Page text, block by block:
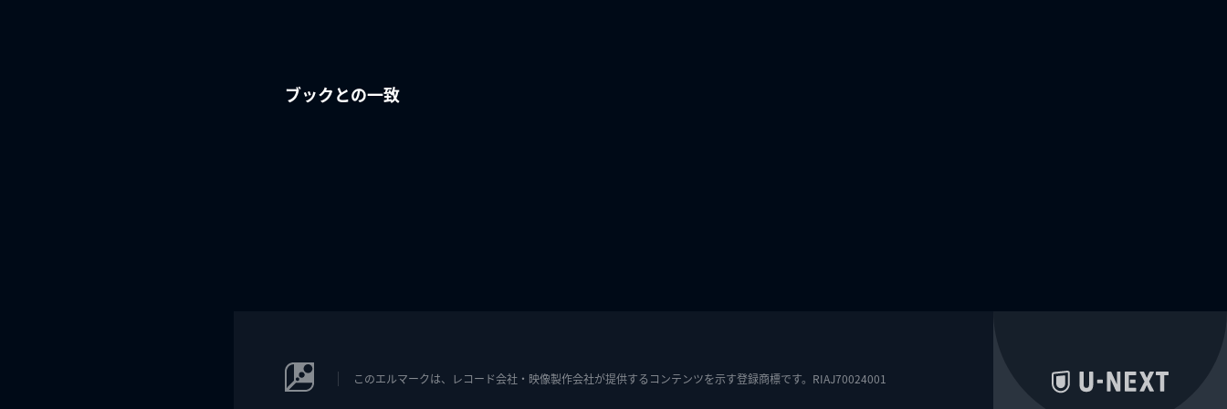
ブックとの一致
このエルマークは、レコード会社・映像製作会社が提供するコンテンツを示す登録商標です。RIAJ70024001